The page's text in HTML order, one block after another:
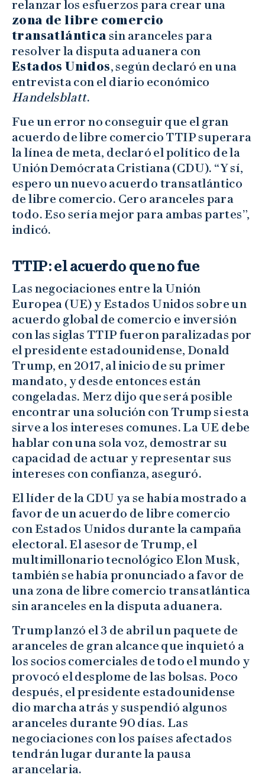
relanzar los esfuerzos para crear una
zona de libre comercio
transatlántica sin aranceles para
resolver la disputa aduanera con
Estados Unidos, según declaró en una
entrevista con el diario económico
Handelsblatt.
Fue un error no conseguir que el gran
acuerdo de libre comercio TTIP superara
la línea de meta, declaró el político de la
Unión Demócrata Cristiana (CDU). “Y sí,
espero un nuevo acuerdo transatlántico
de libre comercio. Cero aranceles para
todo. Eso sería mejor para ambas partes”,
indicó.
TTIP: el acuerdo que no fue
Las negociaciones entre la Unión
Europea (UE) y Estados Unidos sobre un
acuerdo global de comercio e inversión
con las siglas TTIP fueron paralizadas por
el presidente estadounidense, Donald
Trump, en 2017, al inicio de su primer
mandato, y desde entonces están
congeladas. Merz dijo que será posible
encontrar una solución con Trump si esta
sirve a los intereses comunes. La UE debe
hablar con una sola voz, demostrar su
capacidad de actuar y representar sus
intereses con confianza, aseguró.
El líder de la CDU ya se había mostrado a
favor de un acuerdo de libre comercio
con Estados Unidos durante la campaña
electoral. El asesor de Trump, el
multimillonario tecnológico Elon Musk,
también se había pronunciado a favor de
una zona de libre comercio transatlántica
sin aranceles en la disputa aduanera.
Trump lanzó el 3 de abril un paquete de
aranceles de gran alcance que inquietó a
los socios comerciales de todo el mundo y
provocó el desplome de las bolsas. Poco
después, el presidente estadounidense
dio marcha atrás y suspendió algunos
aranceles durante 90 días. Las
negociaciones con los países afectados
tendrán lugar durante la pausa
arancelaria.